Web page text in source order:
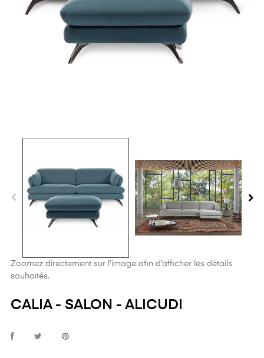
Zoomez directement sur l’image afin d’afficher les détails
souhaités.
CALIA - SALON - ALICUDI